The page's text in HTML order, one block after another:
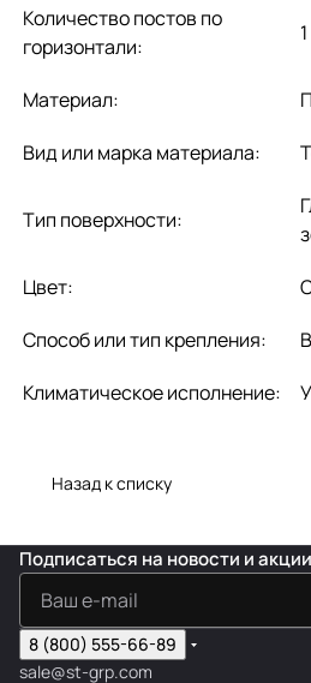
Количество постов по
горизонтали:
1
Материал:
Вид или марка материала:
Тип поверхности:
Цвет:
Способ или тип крепления:
Климатическое исполнение:
Назад к списку
Подписаться на новости и акции
8 (800) 555-66-89
sale@st-grp.com